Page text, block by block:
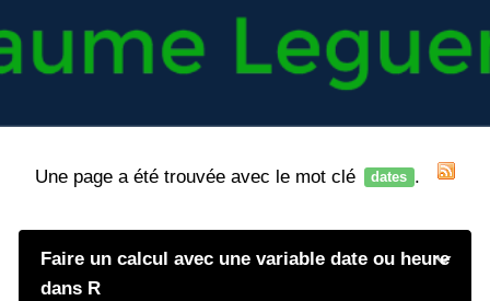
Une page a été trouvée avec le mot clé dates .
Faire un calcul avec une variable date ou heure
dans R